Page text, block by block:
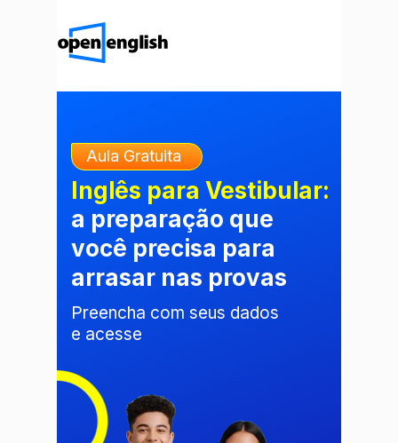
Inglês para Vestibular:
Preencha com seus dados
e acesse
a preparação que
você precisa para
arrasar nas provas
Aula Gratuita